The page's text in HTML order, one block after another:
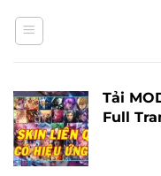
qua
Tải
Full